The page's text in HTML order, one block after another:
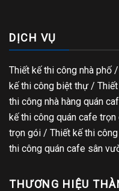
DỊCH VỤ
Thiết kế thi công nhà phố /
kế thi công biệt thự /
thi công nhà hàng quán
kế thi công quán cafe trọn
trọn gói / Thiết kế thi
thi công quán cafe sân
THƯƠNG HIỆU